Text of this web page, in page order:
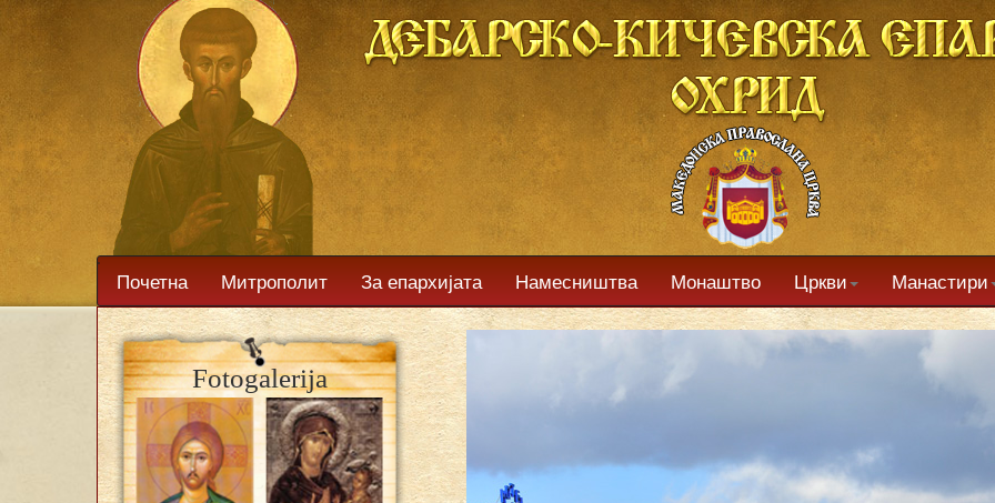
Почетна Митрополит За епархијата Намесништва Монаштво Цркви Манастири
Fotogalerija